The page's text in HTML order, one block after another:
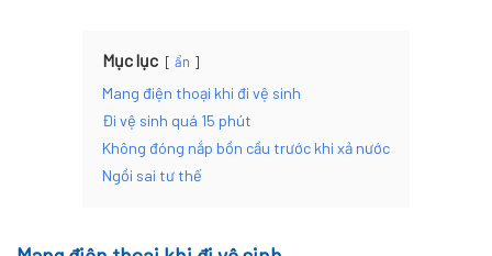
Mục lục ẩn
Mang điện thoại khi đi vệ sinh
Đi vệ sinh quá 15 phút
Không đóng nắp bồn cầu trước khi xả nước
Ngồi sai tư thế